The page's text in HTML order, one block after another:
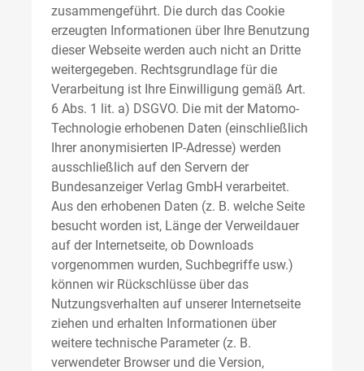
zusammengeführt. Die durch das Cookie
erzeugten Informationen über Ihre Benutzung
dieser Webseite werden auch nicht an Dritte
weitergegeben. Rechtsgrundlage für die
Verarbeitung ist Ihre Einwilligung gemäß Art.
6 Abs. 1 lit. a) DSGVO. Die mit der Matomo-
Technologie erhobenen Daten (einschließlich
Ihrer anonymisierten IP-Adresse) werden
ausschließlich auf den Servern der
Bundesanzeiger Verlag GmbH verarbeitet.
Aus den erhobenen Daten (z. B. welche Seite
besucht worden ist, Länge der Verweildauer
auf der Internetseite, ob Downloads
vorgenommen wurden, Suchbegriffe usw.)
können wir Rückschlüsse über das
Nutzungsverhalten auf unserer Internetseite
ziehen und erhalten Informationen über
weitere technische Parameter (z. B.
verwendeter Browser und die Version,